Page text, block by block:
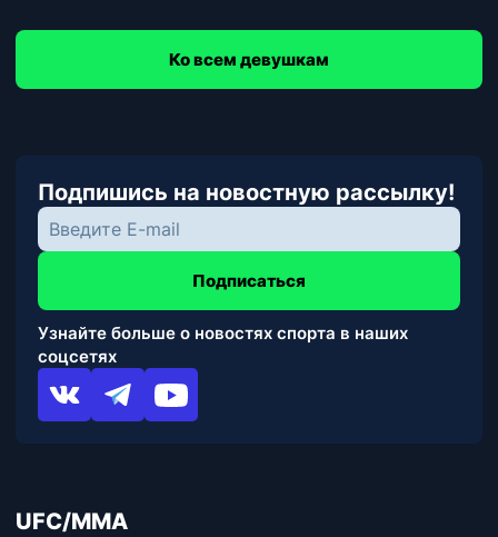
Ко всем девушкам
Подпишись на новостную рассылку!
Подписаться
Узнайте больше о новостях спорта в наших
соцсетях
UFC/MMA